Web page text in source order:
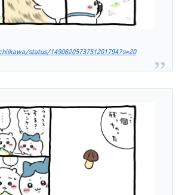
status/1490620573751201794?s=20